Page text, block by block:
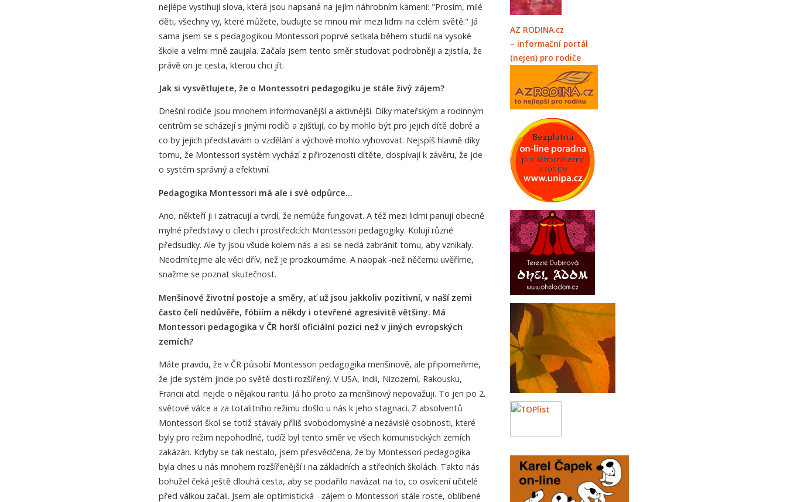
nejlépe vystihují slova, která jsou napsaná na jejím náhrobním kameni: "Prosím, milé
děti, všechny vy, které můžete, budujte se mnou mír mezi lidmi na celém světě." Já
sama jsem se s pedagogikou Montessori poprvé setkala během studií na vysoké
škole a velmi mně zaujala. Začala jsem tento směr studovat podrobněji a zjistila, že
právě on je cesta, kterou chci jít.
Jak si vysvětlujete, že o Montessotri pedagogiku je stále živý zájem?
Dnešní rodiče jsou mnohem informovanější a aktivnější. Díky mateřským a rodinným
centrům se scházejí s jinými rodiči a zjišťují, co by mohlo být pro jejich dítě dobré a
co by jejich představám o vzdělání a výchově mohlo vyhovovat. Nejspíš hlavně díky
tomu, že Montessori systém vychází z přirozenosti dítěte, dospívají k závěru, že jde
o systém správný a efektivní.
Pedagogika Montessori má ale i své odpůrce…
Ano, někteří ji i zatracují a tvrdí, že nemůže fungovat. A též mezi lidmi panují obecně
mylné představy o cílech i prostředcích Montessori pedagogiky. Kolují různé
předsudky. Ale ty jsou všude kolem nás a asi se nedá zabránit tomu, aby vznikaly.
Neodmítejme ale věci dřív, než je prozkoumáme. A naopak -než něčemu uvěříme,
snažme se poznat skutečnost.
Menšinové životní postoje a směry, ať už jsou jakkoliv pozitivní, v naší zemi
často čelí nedůvěře, fóbiím a někdy i otevřené agresivitě většiny. Má
Montessori pedagogika v ČR horší oficiální pozici než v jiných evropských
zemích?
Máte pravdu, že v ČR působí Montessori pedagogika menšinově, ale připomeňme,
že jde systém jinde po světě dosti rozšířený. V USA, Indii, Nizozemí, Rakousku,
Francii atd. nejde o nějakou raritu. Já ho proto za menšinový nepovažuji. To jen po 2.
světové válce a za totalitního režimu došlo u nás k jeho stagnaci. Z absolventů
Montessori škol se totiž stávaly příliš svobodomyslné a nezávislé osobnosti, které
byly pro režim nepohodlné, tudíž byl tento směr ve všech komunistických zemích
zakázán. Kdyby se tak nestalo, jsem přesvědčena, že by Montessori pedagogika
byla dnes u nás mnohem rozšířenější i na základních a středních školách. Takto nás
bohužel čeká ještě dlouhá cesta, aby se podařilo navázat na to, co osvícení učitelé
před válkou začali. Jsem ale optimistická - zájem o Montessori stále roste, oblíbené
AZ RODINA.cz
– informační portál
(nejen) pro rodiče